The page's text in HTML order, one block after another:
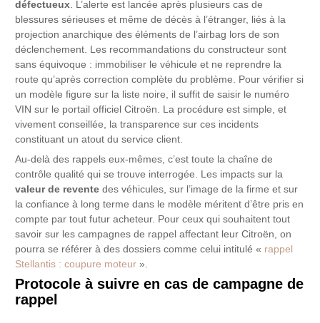
défectueux . L’alerte est lancée après plusieurs cas de
blessures sérieuses et même de décès à l’étranger, liés à la
projection anarchique des éléments de l’airbag lors de son
déclenchement. Les recommandations du constructeur sont
sans équivoque : immobiliser le véhicule et ne reprendre la
route qu’après correction complète du problème. Pour vérifier si
un modèle figure sur la liste noire, il suffit de saisir le numéro
VIN sur le portail officiel Citroën. La procédure est simple, et
vivement conseillée, la transparence sur ces incidents
constituant un atout du service client.
Au-delà des rappels eux-mêmes, c’est toute la chaîne de
contrôle qualité qui se trouve interrogée. Les impacts sur la
valeur de revente des véhicules, sur l’image de la firme et sur
la confiance à long terme dans le modèle méritent d’être pris en
compte par tout futur acheteur. Pour ceux qui souhaitent tout
savoir sur les campagnes de rappel affectant leur Citroën, on
pourra se référer à des dossiers comme celui intitulé « rappel
Stellantis : coupure moteur ».
Protocole à suivre en cas de campagne de
rappel